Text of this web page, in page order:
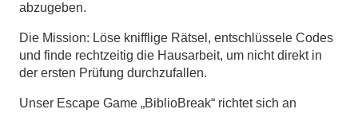
abzugeben.
Die Mission: Löse knifflige Rätsel, entschlüssele Codes
und finde rechtzeitig die Hausarbeit, um nicht direkt in
der ersten Prüfung durchzufallen.
Unser Escape Game „BiblioBreak“ richtet sich an